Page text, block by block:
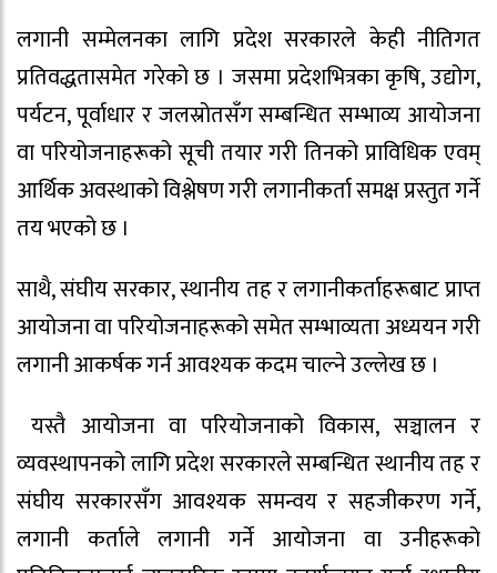
लगानी सम्मेलनका लागि प्रदेश सरकारले केही नीतिगत
प्रतिवद्धतासमेत गरेको छ । जसमा प्रदेशभित्रका कृषि, उद्योग,
पर्यटन, पूर्वाधार र जलस्रोतसँग सम्बन्धित सम्भाव्य आयोजना
वा परियोजनाहरूको सूची तयार गरी तिनको प्राविधिक एवम्
आर्थिक अवस्थाको विश्लेषण गरी लगानीकर्ता समक्ष प्रस्तुत गर्ने
तय भएको छ ।
साथै, संघीय सरकार, स्थानीय तह र लगानीकर्ताहरूबाट प्राप्त
आयोजना वा परियोजनाहरूको समेत सम्भाव्यता अध्ययन गरी
लगानी आकर्षक गर्न आवश्यक कदम चाल्ने उल्लेख छ ।
यस्तै आयोजना वा परियोजनाको विकास, सञ्चालन र
व्यवस्थापनको लागि प्रदेश सरकारले सम्बन्धित स्थानीय तह र
संघीय सरकारसँग आवश्यक समन्वय र सहजीकरण गर्ने,
लगानी कर्ताले लगानी गर्ने आयोजना वा उनीहरूको